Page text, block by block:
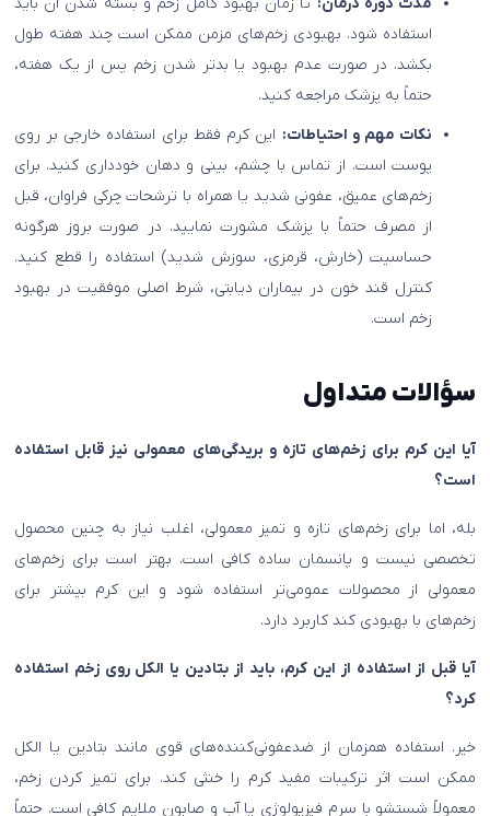
استفاده شود. بهبودی زخم‌های مزمن ممکن است چند هفته طول
بکشد. در صورت عدم بهبود یا بدتر شدن زخم پس از یک هفته،
حتماً به پزشک مراجعه کنید.
نکات مهم و احتیاطات: این کرم فقط برای استفاده خارجی بر روی
پوست است. از تماس با چشم، بینی و دهان خودداری کنید. برای
زخم‌های عمیق، عفونی شدید یا همراه با ترشحات چرکی فراوان، قبل
از مصرف حتماً با پزشک مشورت نمایید. در صورت بروز هرگونه
حساسیت (خارش، قرمزی، سوزش شدید) استفاده را قطع کنید.
کنترل قند خون در بیماران دیابتی، شرط اصلی موفقیت در بهبود
زخم است.
سؤالات متداول
آیا این کرم برای زخم‌های تازه و بریدگی‌های معمولی نیز قابل استفاده
است؟
بله، اما برای زخم‌های تازه و تمیز معمولی، اغلب نیاز به چنین محصول
تخصصی نیست و پانسمان ساده کافی است. بهتر است برای زخم‌های
معمولی از محصولات عمومی‌تر استفاده شود و این کرم بیشتر برای
زخم‌های با بهبودی کند کاربرد دارد.
آیا قبل از استفاده از این کرم، باید از بتادین یا الکل روی زخم استفاده
کرد؟
خیر. استفاده همزمان از ضدعفونی‌کننده‌های قوی مانند بتادین یا الکل
ممکن است اثر ترکیبات مفید کرم را خنثی کند. برای تمیز کردن زخم،
معمولاً شستشو با سرم فیزیولوژی یا آب و صابون ملایم کافی است. حتماً